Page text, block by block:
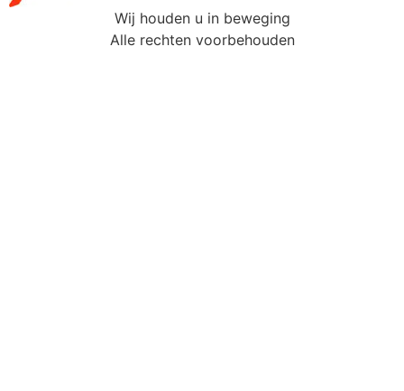
Wij houden u in beweging
Alle rechten voorbehouden